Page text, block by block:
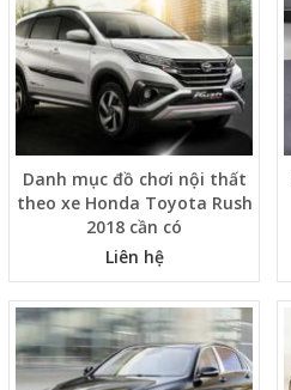
Danh mục đồ chơi nội thất
theo xe Honda Toyota Rush
2018 cần có
Liên hệ